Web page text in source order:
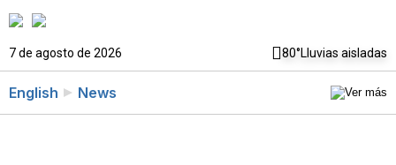
7 de agosto de 2026 80°Lluvias aisladas
English News